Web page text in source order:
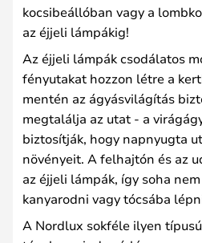
kocsibeállóban vagy a
az éjjeli lámpákig!
Az éjjeli lámpák csodálatos
fényutakat hozzon létre a
mentén az ágyásvilágítás
megtalálja az utat - a
biztosítják, hogy napnyugta
növényeit. A felhajtón és az
az éjjeli lámpák, így soha
kanyarodni vagy tócsába
A Nordlux sokféle ilyen